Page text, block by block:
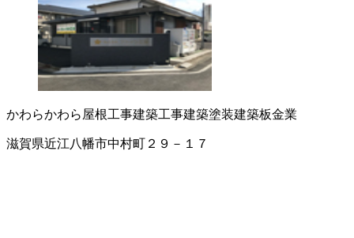
かわらかわら屋根工事建築工事建築塗装建築板金業
滋賀県近江八幡市中村町２９－１７